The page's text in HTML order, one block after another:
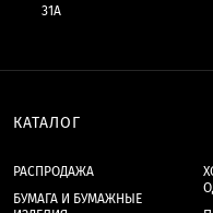
31А
КАТАЛОГ
РАСПРОДАЖА
БУМАГА И БУМАЖНЫЕ